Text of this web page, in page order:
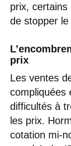
prix, certains
de stopper
prix
Les ventes
compliquées
difficultés à
les prix.
cotation mi-